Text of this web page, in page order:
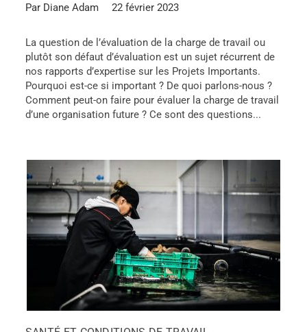
Par Diane Adam 22 février 2023
La question de l’évaluation de la charge de travail ou
plutôt son défaut d’évaluation est un sujet récurrent de
nos rapports d’expertise sur les Projets Importants.
Pourquoi est-ce si important ? De quoi parlons-nous ?
Comment peut-on faire pour évaluer la charge de travail
d’une organisation future ? Ce sont des questions...